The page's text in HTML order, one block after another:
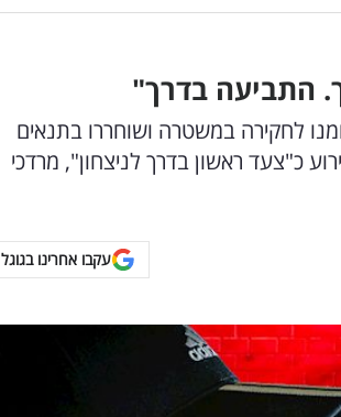
התביעה בדרך"
לחקירה במשטרה ושוחררו בתנאים
הגדיר את האירוע כ"צעד ראשון בדרך לניצחון", מרדכי
עקבו אחרינו בגוגל